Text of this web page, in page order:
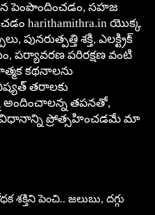
పెంపొందించడం, సహజ
harithamithra.in యొక్క
పునరుత్పత్తి శక్తి, ఎలక్ట్రిక్
పరిరక్షణ వంటి
కథనాలను
తరాలకు
తపనతో,
విధానాన్ని ప్రోత్సహించడమే మా
శక్తిని పెంచి.. జలుబు, దగ్గు